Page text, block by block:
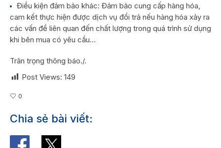
Điều kiện đảm bảo khác: Đảm bảo cung cấp hàng hóa,
cam kết thực hiện được dịch vụ đổi trả nếu hàng hóa xảy ra
các vấn đề liên quan đến chất lượng trong quá trình sử dụng
khi bên mua có yêu cầu…
Trân trọng thông báo./.
Post Views: 149
0
Chia sẻ bài viết: